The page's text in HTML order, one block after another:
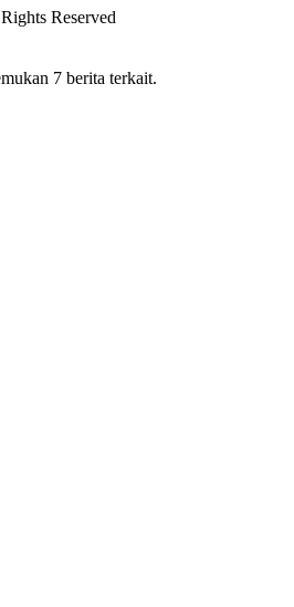
Reserved
7 berita terkait.